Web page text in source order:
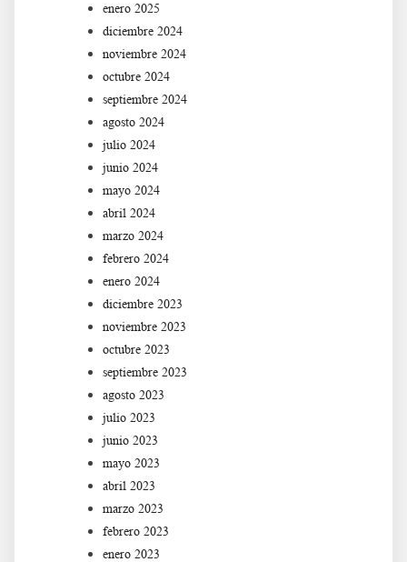
enero 2025
diciembre 2024
noviembre 2024
octubre 2024
septiembre 2024
agosto 2024
julio 2024
junio 2024
mayo 2024
abril 2024
marzo 2024
febrero 2024
enero 2024
diciembre 2023
noviembre 2023
octubre 2023
septiembre 2023
agosto 2023
julio 2023
junio 2023
mayo 2023
abril 2023
marzo 2023
febrero 2023
enero 2023